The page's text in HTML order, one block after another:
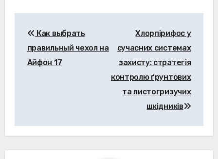
записів
Как выбрать
правильный чехол на
Айфон 17
Хлорпірифос у
сучасних системах
захисту: стратегія
контролю ґрунтових
та листогризучих
шкідників